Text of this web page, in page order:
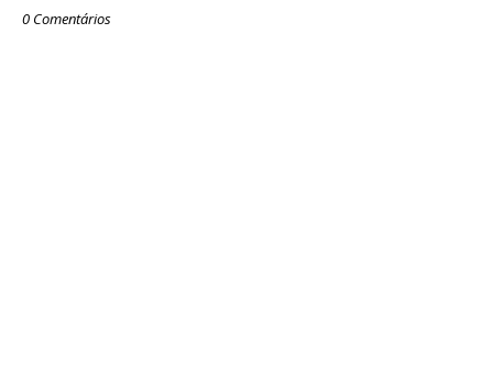
0 Comentários